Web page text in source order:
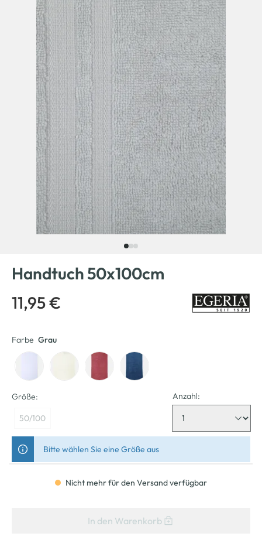
Handtuch 50x100cm
11,95 €
Farbe Grau
Größe:
50/100
Anzahl:
Bitte wählen Sie eine Größe aus
Nicht mehr für den Versand verfügbar
In den Warenkorb